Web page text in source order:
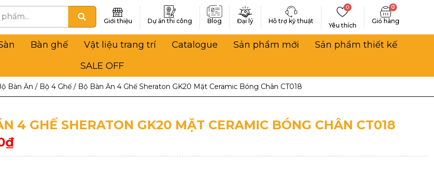
Giới thiệu Dự án thi công Blog Đại lý Hỗ trợ kỹ thuật
Yêu thích
0 0
Bàn ghế Vật liệu trang trí Catalogue Sản phẩm mới
Sản phẩm thiết kế
SALE OFF
Bàn Ăn / Bộ 4 Ghế / Bộ Bàn Ăn 4 Ghế Sheraton GK20 Mặt Ceramic Bóng Chân CT018
4 GHẾ SHERATON GK20 MẶT CERAMIC BÓNG CHÂN CT018
₫